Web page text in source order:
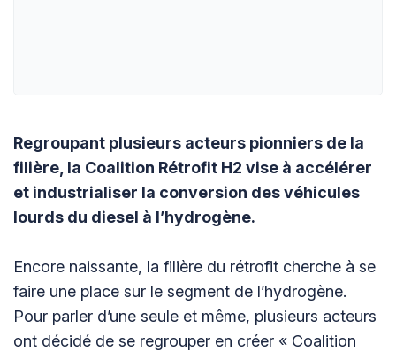
Regroupant plusieurs acteurs pionniers de la
filière, la Coalition Rétrofit H2 vise à accélérer
et industrialiser la conversion des véhicules
lourds du diesel à l’hydrogène.
Encore naissante, la filière du rétrofit cherche à se
faire une place sur le segment de l’hydrogène.
Pour parler d’une seule et même, plusieurs acteurs
ont décidé de se regrouper en créer « Coalition